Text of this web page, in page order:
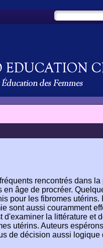
rencontrés dans la
âge de procréer.
pour les fibromes utérins.
sont aussi couramment
d'examiner la littérature et
utérins. Auteurs
de décision aussi logique